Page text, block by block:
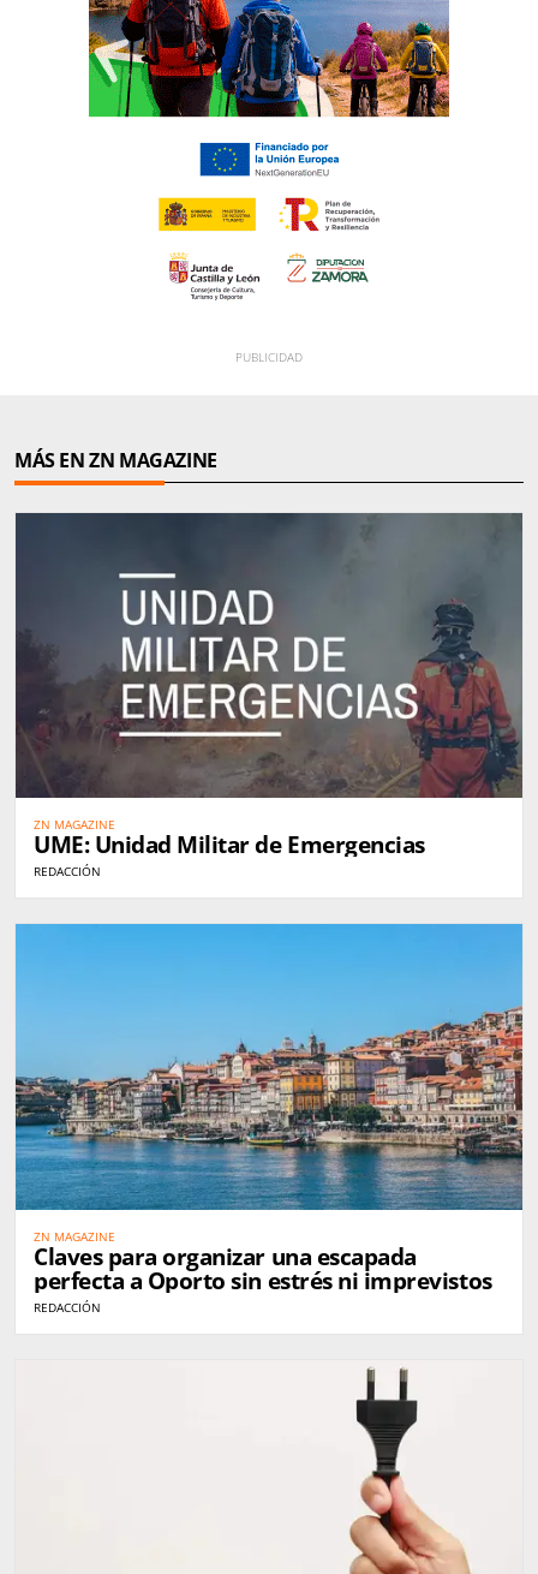
MÁS EN ZN MAGAZINE
ZN MAGAZINE
UME: Unidad Militar de Emergencias
REDACCIÓN
ZN MAGAZINE
Claves para organizar una escapada
perfecta a Oporto sin estrés ni imprevistos
REDACCIÓN